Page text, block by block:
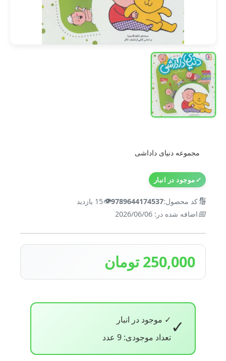
مجموعه دنیای داداشی
✓موجود در انبار
🔢کد محصول:9789644174537
👁️15 بازدید
📅اضافه شده در: 2026/06/06
250,000 تومان
✓ ✓ موجود در انبار
تعداد موجودی: 9 عدد